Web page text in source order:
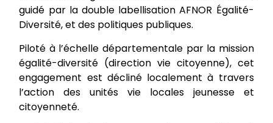
guidé par la double labellisation AFNOR Égalité-
Diversité, et des politiques publiques.
Piloté à l’échelle départementale par la mission
égalité-diversité (direction vie citoyenne), cet
engagement est décliné localement à travers
l’action des unités vie locales jeunesse et
citoyenneté.